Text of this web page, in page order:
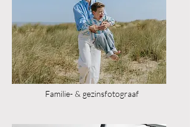
Familie- & gezinsfotograaf